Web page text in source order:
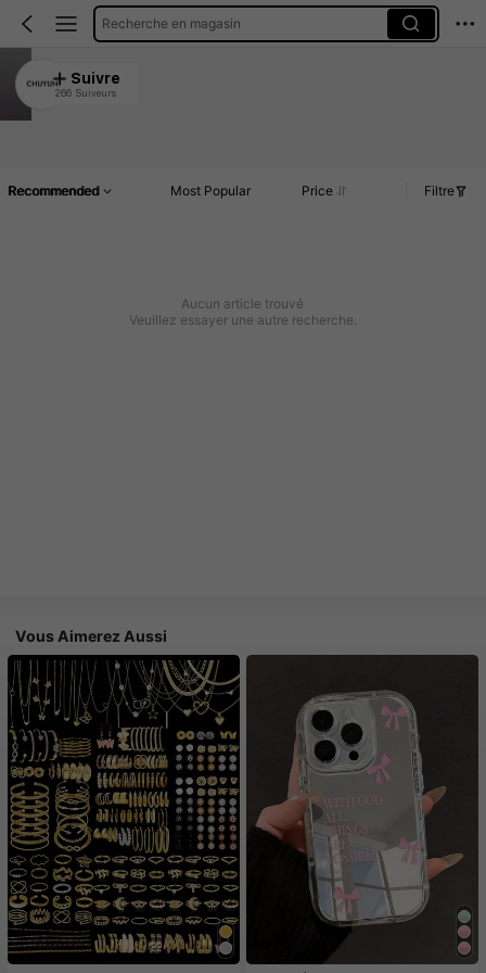
Recherche en magasin
CHUYUN
4.89
Suivre
266 Suiveurs
Recommended Most Popular Price Filtre
Aucun article trouvé
Veuillez essayer une autre recherche.
Vous Aimerez Aussi